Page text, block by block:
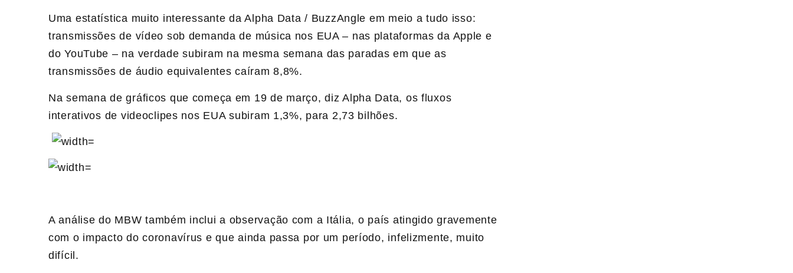
Uma estatística muito interessante da Alpha Data / BuzzAngle em meio a tudo isso:
transmissões de vídeo sob demanda de música nos EUA – nas plataformas da Apple e
do YouTube – na verdade subiram na mesma semana das paradas em que as
transmissões de áudio equivalentes caíram 8,8%.
Na semana de gráficos que começa em 19 de março, diz Alpha Data, os fluxos
interativos de videoclipes nos EUA subiram 1,3%, para 2,73 bilhões.
A análise do MBW também inclui a observação com a Itália, o país atingido gravemente
com o impacto do coronavírus e que ainda passa por um período, infelizmente, muito
difícil.